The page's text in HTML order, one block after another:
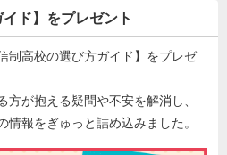
イド】をプレゼント
制高校の選び方ガイド】をプレゼ
が抱える疑問や不安を解消し、
報をぎゅっと詰め込みました。